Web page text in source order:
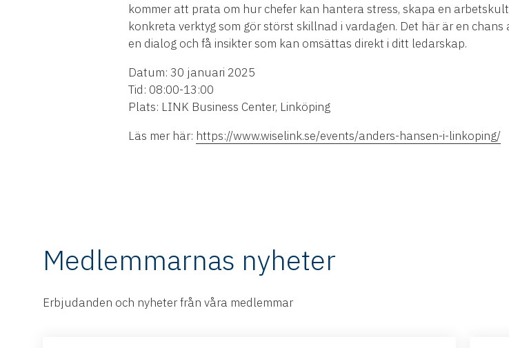
kommer att prata om hur chefer kan hantera stress, skapa en
konkreta verktyg som gör störst skillnad i vardagen. Det här är en
en dialog och få insikter som kan omsättas direkt i ditt ledarskap.
Datum: 30 januari 2025
Tid: 08:00-13:00
Plats: LINK Business Center, Linköping
Läs mer här: https://www.wiselink.se/events/anders-hansen-i-linkoping/
Medlemmarnas nyheter
Erbjudanden och nyheter från våra medlemmar